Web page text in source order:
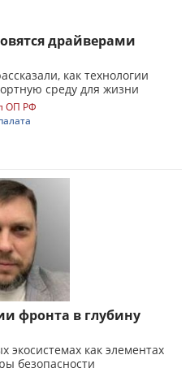
драйверами
как технологии
среду для жизни
ОП РФ
фронта в глубину
как элементах
безопасности